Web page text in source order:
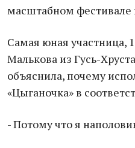
масштабном фестивале
Самая юная участница,
Малькова из Гусь-
объяснила, почему
«Цыганочка» в
- Потому что я